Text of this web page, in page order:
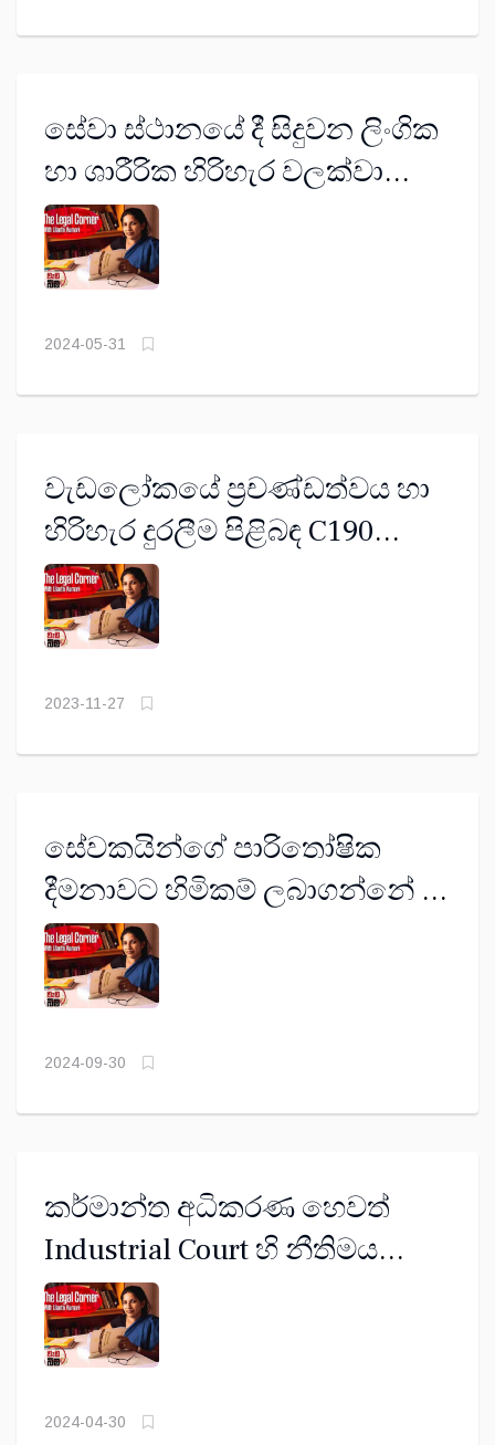
සේවා ස්ථානයේ දී සිදුවන ලිංගික
හා ශාරීරික හිරිහැර වලක්වා
ගන්නේ කෙසේද?
2024-05-31
වැඩලෝකයේ ප්‍රචණ්ඩත්වය හා
හිරිහැර දුරලීම පිළිබඳ C190
සම්මුතිය ගැන වැදගත් කරුණු
2023-11-27
සේවකයින්ගේ පාරිතෝෂික
දීමනාවට හිමිකම් ලබාගන්නේ
කෙසේද?
2024-09-30
කර්මාන්ත අධිකරණ හෙවත්
Industrial Court හි නීතිමය
අන්තර්ගතය
2024-04-30